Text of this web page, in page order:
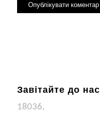
Завітайте до нас
18036,